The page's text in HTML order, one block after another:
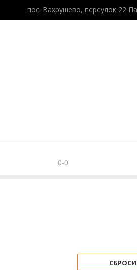
пос. Вахрушево, переулок 22
0-0